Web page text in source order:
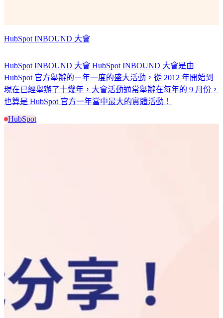
HubSpot INBOUND 大會
HubSpot INBOUND 大會 HubSpot INBOUND 大會是由
HubSpot 官方舉辦的ㄧ年一度的盛大活動，從 2012 年開始到
現在已經舉辦了十幾年，大會活動通常舉辦在每年的 9 月份，
也算是 HubSpot 官方一年當中最大的實體活動！
HubSpot